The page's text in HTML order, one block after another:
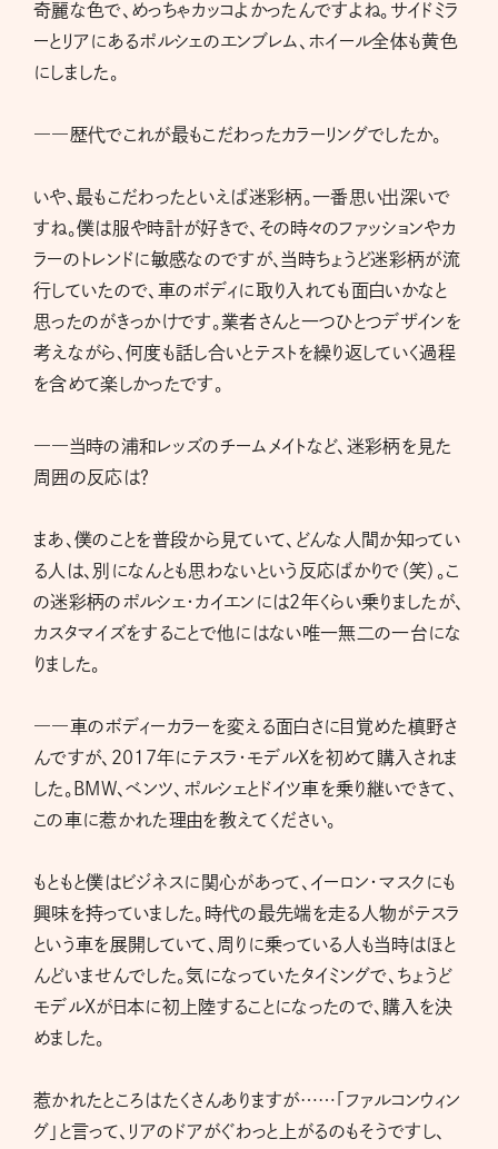
奇麗な色で、めっちゃカッコよかったんですよね。サイドミラ
ーとリアにあるポルシェのエンブレム、ホイール全体も黄色
にしました。
――歴代でこれが最もこだわったカラーリングでしたか。
いや、最もこだわったといえば迷彩柄。一番思い出深いで
すね。僕は服や時計が好きで、その時々のファッションやカ
ラーのトレンドに敏感なのですが、当時ちょうど迷彩柄が流
行していたので、車のボディに取り入れても面白いかなと
思ったのがきっかけです。業者さんと一つひとつデザインを
考えながら、何度も話し合いとテストを繰り返していく過程
を含めて楽しかったです。
――当時の浦和レッズのチームメイトなど、迷彩柄を見た
周囲の反応は？
まあ、僕のことを普段から見ていて、どんな人間か知ってい
る人は、別になんとも思わないという反応ばかりで（笑）。こ
の迷彩柄のポルシェ・カイエンには2年くらい乗りましたが、
カスタマイズをすることで他にはない唯一無二の一台にな
りました。
――車のボディーカラーを変える面白さに目覚めた槙野さ
んですが、2017年にテスラ・モデルXを初めて購入されま
した。BMW、ベンツ、ポルシェとドイツ車を乗り継いできて、
この車に惹かれた理由を教えてください。
もともと僕はビジネスに関心があって、イーロン・マスクにも
興味を持っていました。時代の最先端を走る人物がテスラ
という車を展開していて、周りに乗っている人も当時はほと
んどいませんでした。気になっていたタイミングで、ちょうど
モデルXが日本に初上陸することになったので、購入を決
めました。
惹かれたところはたくさんありますが……「ファルコンウィン
グ」と言って、リアのドアがぐわっと上がるのもそうですし、